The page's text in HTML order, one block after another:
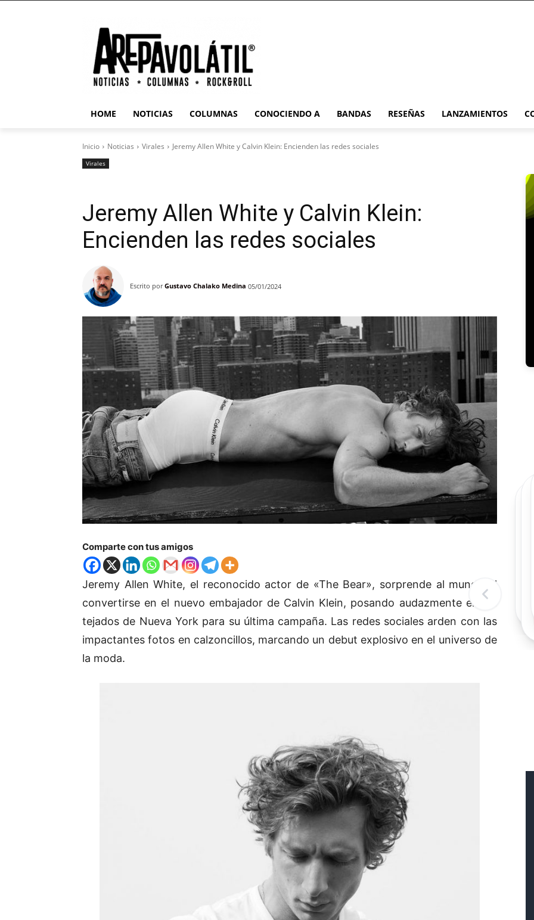
HOME NOTICIAS COLUMNAS CONOCIENDO A BANDAS RESEÑAS LANZAMIENTOS
Inicio Noticias Virales Jeremy Allen White y Calvin Klein: Encienden las redes sociales
Virales
Jeremy Allen White y Calvin Klein:
Encienden las redes sociales
Escrito por Gustavo Chalako Medina 05/01/2024
Comparte con tus amigos
Jeremy Allen White, el reconocido actor de «The Bear», sorprende al mundo al
convertirse en el nuevo embajador de Calvin Klein, posando audazmente en los
tejados de Nueva York para su última campaña. Las redes sociales arden con las
impactantes fotos en calzoncillos, marcando un debut explosivo en el universo de
la moda.